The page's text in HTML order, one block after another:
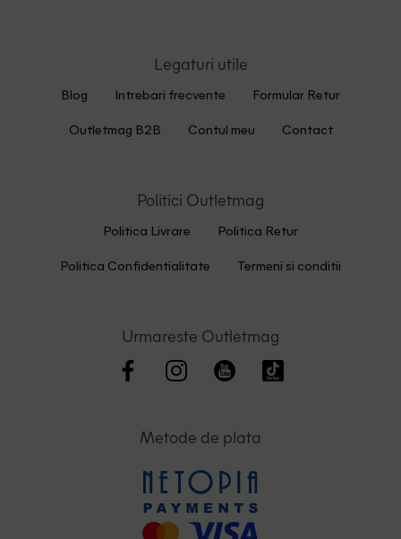
Legaturi utile
Blog Intrebari frecvente Formular Retur
Outletmag B2B Contul meu Contact
Politici Outletmag
Politica Livrare Politica Retur
Politica Confidentialitate Termeni si conditii
Urmareste Outletmag
Metode de plata